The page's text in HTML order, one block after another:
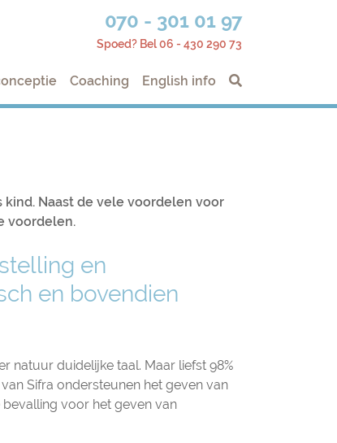
070 - 301 01 97
Spoed? Bel 06 - 430 290 73
Coaching English info
Naast de vele voordelen voor
voordelen.
en
en bovendien
natuur duidelijke taal. Maar liefst 98%
Sifra ondersteunen het geven van
voor het geven van